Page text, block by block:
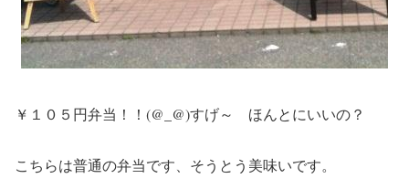
￥１０５円弁当！！(@_@)すげ～ ほんとにいいの？
こちらは普通の弁当です、そうとう美味いです。